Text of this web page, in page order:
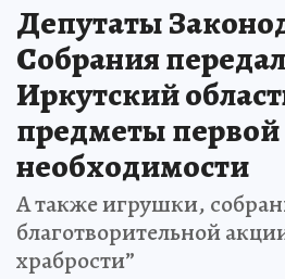
Депутаты
Собрания
Иркутский
предметы первой
необходимости
А также игрушки,
благотворительной
храбрости”